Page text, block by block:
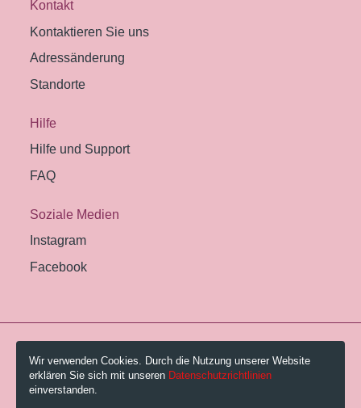
Kontakt
Kontaktieren Sie uns
Adressänderung
Standorte
Hilfe
Hilfe und Support
FAQ
Soziale Medien
Instagram
Facebook
© 2026 Pestalozzi-Bibliothek Zürich.
Impressum
Wir verwenden Cookies. Durch die Nutzung unserer Website
erklären Sie sich mit unseren Datenschutzrichtlinien
einverstanden.